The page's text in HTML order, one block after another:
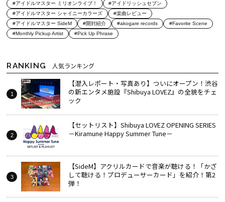
#アイドルマスター ミリオンライブ！
#アイドリッシュセブン
#アイドルマスター シャイニーカラーズ
#楽曲レビュー
#アイドルマスター SideM
#開封紹介 #akogare records
#Favorite Scene
#Monthly Pickup Artist
#Pick Up Phrase
RANKING 人気ランキング
【潜入レポート・写真あり】ついにオープン！渋谷
の新エンタメ施設『Shibuya LOVEZ』の全貌をチェ
ック
【セットリスト】Shibuya LOVEZ OPENING SERIES
－Kiramune Happy Summer Tune－
【SideM】アクリルカードで音楽が聴ける！「かざ
して聴ける！プロデューサーカード」を紹介！第2
弾！